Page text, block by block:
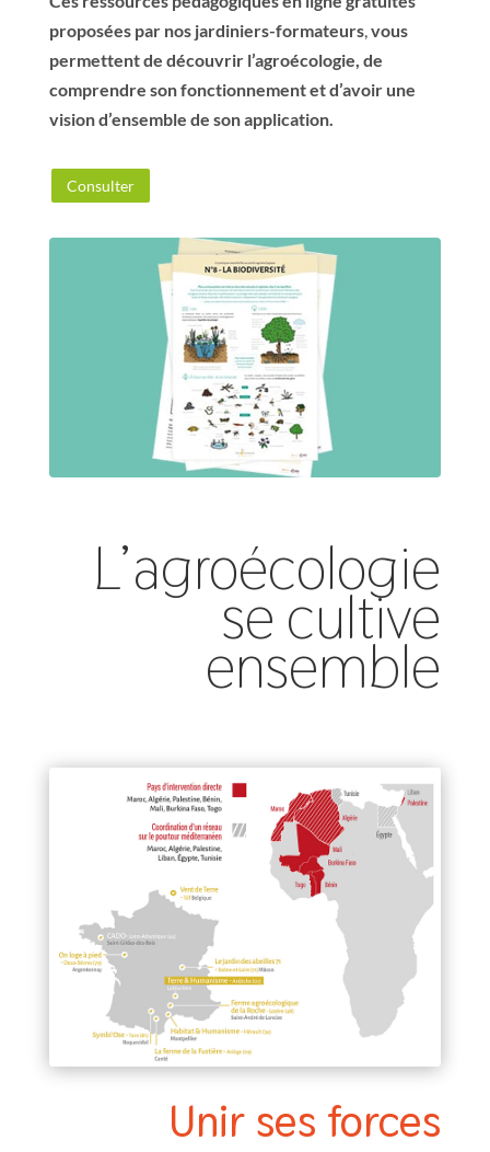
proposées par nos jardiniers-formateurs, vous
permettent de découvrir l’agroécologie, de
comprendre son fonctionnement et d’avoir une
vision d’ensemble de son application.
Consulter
L’agroécologie
se cultive
ensemble
Unir ses forces